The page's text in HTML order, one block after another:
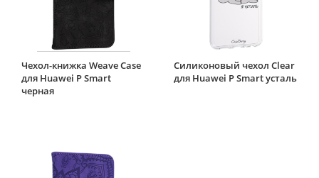
Чехол-книжка Weave Case
для Huawei P Smart
черная
Силиконовый чехол Clear
для Huawei P Smart усталь